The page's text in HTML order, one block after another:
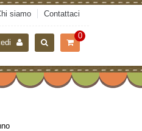
siamo Contattaci
0